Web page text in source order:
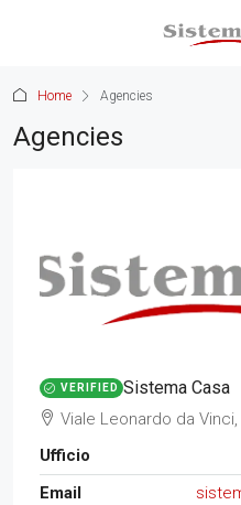
Home Agencies
Agencies
VERIFIED Sistema Casa
Viale Leonardo da Vinci,
Ufficio
Email